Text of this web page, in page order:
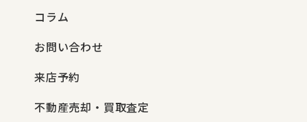
コラム
お問い合わせ
来店予約
不動産売却・買取査定